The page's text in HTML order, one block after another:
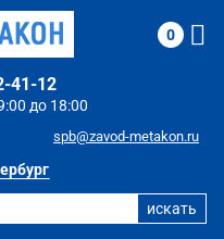
до 18:00
41-12
spb@zavod-metakon.ru
0